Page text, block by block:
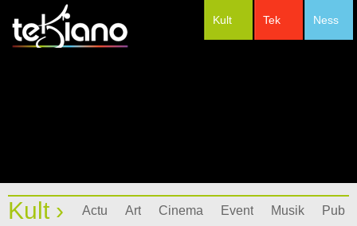
Ness
Tek
Kult
Kult › Actu Art Cinema Event Musik Pub